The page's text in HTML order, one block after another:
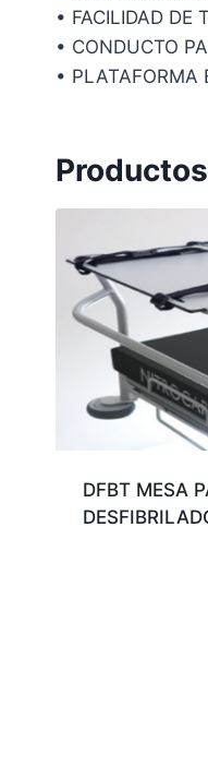
• FACILIDAD DE
• CONDUCTO
• PLATAFORMA
DFBT MESA